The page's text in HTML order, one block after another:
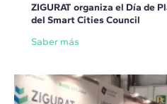
ZIGURAT organiza el Día de
del Smart Cities Council
Saber más